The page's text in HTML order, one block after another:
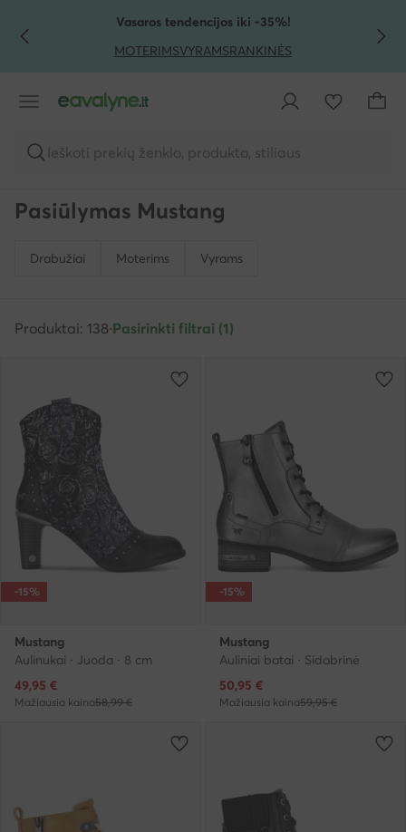
PEREITI PRIE PAGRINDINIO TURINIO
PEREITI Į PAIEŠKĄVasaros tendencijos iki -35%!
MOTERIMSVYRAMSRANKINĖS
Ieškoti prekių ženklo, produkto, stiliaus
Pasiūlymas Mustang
Drabužiai Moterims Vyrams
Produktai: 138·Pasirinkti filtrai (1)
-15%
Mustang
Aulinukai · Juoda · 8 cm
Dabartinė kaina
49,95 €
Mažiausia kaina58,99 €
-15%
Mustang
Auliniai batai · Sidabrinė
Dabartinė kaina
50,95 €
Mažiausia kaina59,95 €